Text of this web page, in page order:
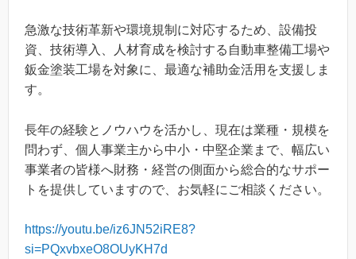
急激な技術革新や環境規制に対応するため、設備投
資、技術導入、人材育成を検討する自動車整備工場や
鈑金塗装工場を対象に、最適な補助金活用を支援しま
す。
長年の経験とノウハウを活かし、現在は業種・規模を
問わず、個人事業主から中小・中堅企業まで、幅広い
事業者の皆様へ財務・経営の側面から総合的なサポー
トを提供していますので、お気軽にご相談ください。
https://youtu.be/iz6JN52iRE8?
si=PQxvbxeO8OUyKH7d